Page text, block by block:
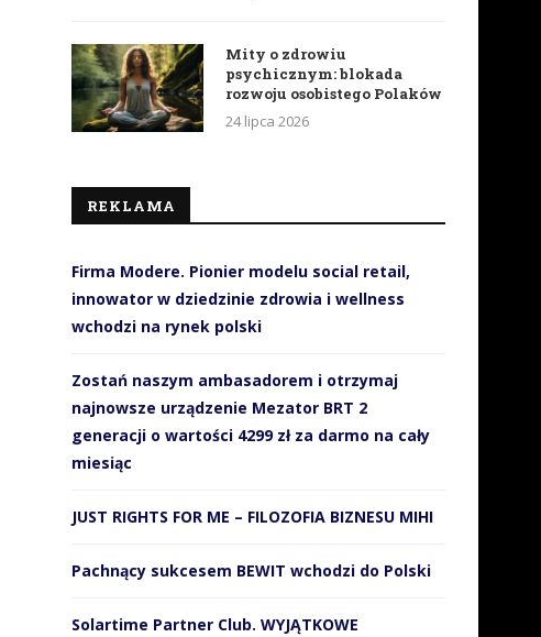
Mity o zdrowiu
psychicznym: blokada
rozwoju osobistego Polaków
24 lipca 2026
REKLAMA
Firma Modere. Pionier modelu social retail,
innowator w dziedzinie zdrowia i wellness
wchodzi na rynek polski
Zostań naszym ambasadorem i otrzymaj
najnowsze urządzenie Mezator BRT 2
generacji o wartości 4299 zł za darmo na cały
miesiąc
JUST RIGHTS FOR ME – FILOZOFIA BIZNESU MIHI
Pachnący sukcesem BEWIT wchodzi do Polski
Solartime Partner Club. WYJĄTKOWE